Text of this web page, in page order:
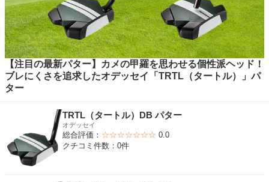
【注目の最新パター】カメの甲羅を思わせる個性派ヘッド！
ブレにくさを追求したオデッセイ「TRTL（タートル）」パ
ター
TRTL（タートル）DB パター
オデッセイ
総合評価： ☆☆☆☆☆☆☆ 0.0
クチコミ件数：0件